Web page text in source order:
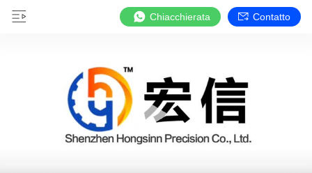
Chiacchierata Contatto